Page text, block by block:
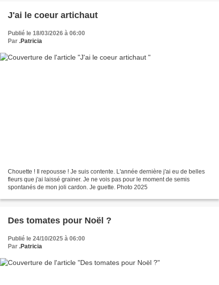
J'ai le coeur artichaut
Publié le 18/03/2026 à 06:00
Par .Patricia
Chouette ! Il repousse ! Je suis contente. L'année dernière j'ai eu de belles
fleurs que j'ai laissé grainer. Je ne vois pas pour le moment de semis
spontanés de mon joli cardon. Je guette. Photo 2025
Des tomates pour Noël ?
Publié le 24/10/2025 à 06:00
Par .Patricia